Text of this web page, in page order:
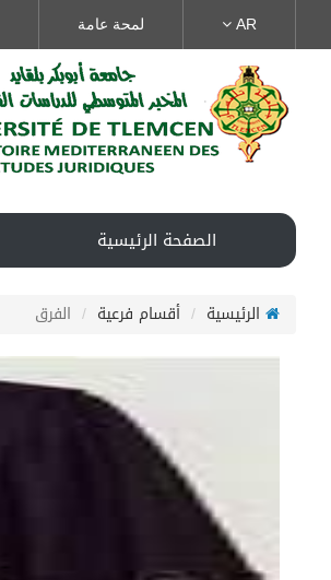
AR لمحة عامة
الصفحة الرئيسية
الرئيسية أقسام فرعية الفرق